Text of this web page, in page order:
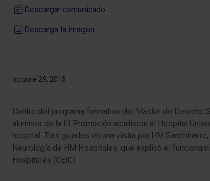
octubre 29, 2015
Dentro del programa formativo del Máster de Derecho
alumnos de la III Promoción acudieron al Hospital
hospital. Tras guiarles en una visita por HM
Neurología de HM Hospitales, que explicó el
Hospitales (CEIC).
Descargar comunicado
Descarga la imagen